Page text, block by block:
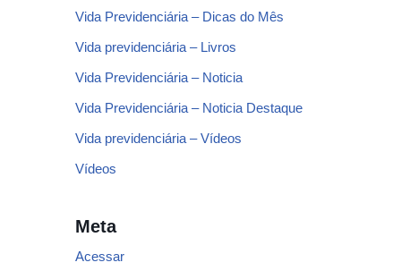
Vida Previdenciária – Dicas do Mês
Vida previdenciária – Livros
Vida Previdenciária – Noticia
Vida Previdenciária – Noticia Destaque
Vida previdenciária – Vídeos
Vídeos
Meta
Acessar